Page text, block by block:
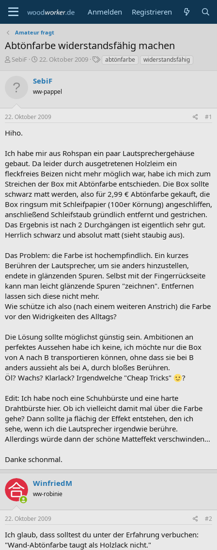
Anmelden Registrieren
Amateur fragt
Abtönfarbe widerstandsfähig machen
E
t
l
e
r
SebiF
E
t
e
l
t
22. Oktober 2009
S
w
abtönfarbe widerstandsfähig
SebiF
ww-pappel
22. Oktober 2009 #1
Hiho.
Ich habe mir aus Rohspan ein paar Lautsprechergehäuse
gebaut. Da leider durch ausgetretenen Holzleim ein
fleckfreies Beizen nicht mehr möglich war, habe ich mich zum
Streichen der Box mit Abtönfarbe entschieden. Die Box sollte
schwarz matt werden, also für 2,99 € Abtönfarbe gekauft, die
Box ringsum mit Schleifpapier (100er Körnung) angeschliffen,
anschließend Schleifstaub gründlich entfernt und gestrichen.
Das Ergebnis ist nach 2 Durchgängen ist eigentlich sehr gut.
Herrlich schwarz und absolut matt (sieht staubig aus).
Das Problem: die Farbe ist hochempfindlich. Ein kurzes
Berühren der Lautsprecher, um sie anders hinzustellen,
endete in glänzenden Spuren. Selbst mit der Fingerrückseite
kann man leicht glänzende Spuren "zeichnen". Entfernen
lassen sich diese nicht mehr.
Wie schütze ich also (nach einem weiteren Anstrich) die Farbe
vor den Widrigkeiten des Alltags?
Die Lösung sollte möglichst günstig sein. Ambitionen an
perfektes Aussehen habe ich keine, ich möchte nur die Box
von A nach B transportieren können, ohne dass sie bei B
anders aussieht als bei A, durch bloßes Berühren.
Öl? Wachs? Klarlack? Irgendwelche "Cheap Tricks"
?
Edit: Ich habe noch eine Schuhbürste und eine harte
Drahtbürste hier. Ob ich vielleicht damit mal über die Farbe
gehe? Dann sollte ja flächig der Effekt entstehen, den ich
sehe, wenn ich die Lautsprecher irgendwie berühre.
Allerdings würde dann der schöne Matteffekt verschwinden...
Danke schonmal.
WinfriedM
ww-robinie
22. Oktober 2009 #2
Ich glaub, dass solltest du unter der Erfahrung verbuchen:
"Wand-Abtönfarbe taugt als Holzlack nicht."